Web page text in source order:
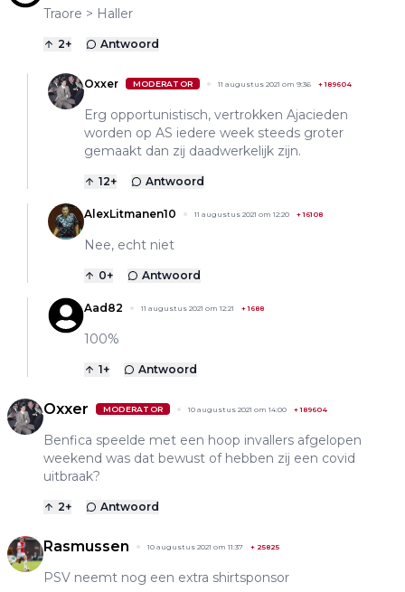
Traore > Haller
2+ Antwoord
Oxxer MODERATOR 11 augustus 2021 om 9:36 +189604
Erg opportunistisch, vertrokken Ajacieden
worden op AS iedere week steeds groter
gemaakt dan zij daadwerkelijk zijn.
12+ Antwoord
AlexLitmanen10 11 augustus 2021 om 12:20 +16108
Nee, echt niet
0+ Antwoord
Aad82 11 augustus 2021 om 12:21 +1688
100%
1+ Antwoord
Oxxer MODERATOR 10 augustus 2021 om 14:00 +189604
Benfica speelde met een hoop invallers afgelopen
weekend was dat bewust of hebben zij een covid
uitbraak?
2+ Antwoord
Rasmussen 10 augustus 2021 om 11:37 + 25825
PSV neemt nog een extra shirtsponsor